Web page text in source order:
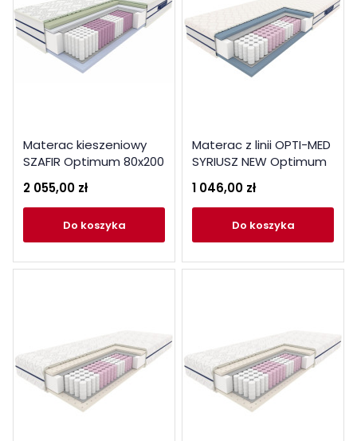
Materac kieszeniowy
SZAFIR Optimum 80x200
2 055,00 zł
do koszyka
Materac z linii OPTI-MED
SYRIUSZ NEW Optimum
1 046,00 zł
do koszyka